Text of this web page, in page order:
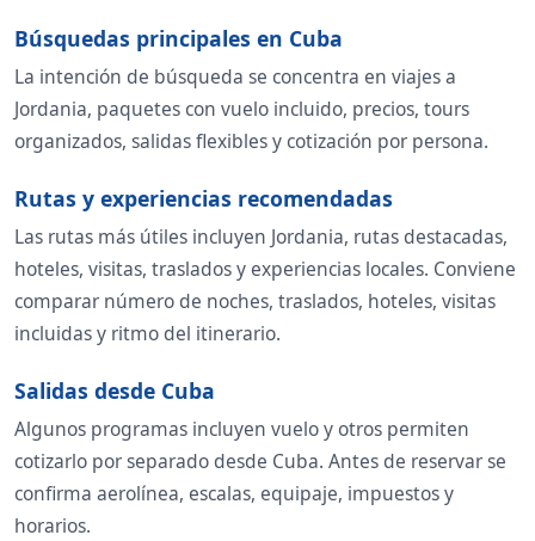
Búsquedas principales en Cuba
La intención de búsqueda se concentra en viajes a
Jordania, paquetes con vuelo incluido, precios, tours
organizados, salidas flexibles y cotización por persona.
Rutas y experiencias recomendadas
Las rutas más útiles incluyen Jordania, rutas destacadas,
hoteles, visitas, traslados y experiencias locales. Conviene
comparar número de noches, traslados, hoteles, visitas
incluidas y ritmo del itinerario.
Salidas desde Cuba
Algunos programas incluyen vuelo y otros permiten
cotizarlo por separado desde Cuba. Antes de reservar se
confirma aerolínea, escalas, equipaje, impuestos y
horarios.